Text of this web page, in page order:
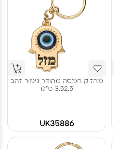
מחזיק חמסה מהודר גימור זהב
3.52.5 ס"מ
UK35886